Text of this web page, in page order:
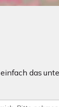
das